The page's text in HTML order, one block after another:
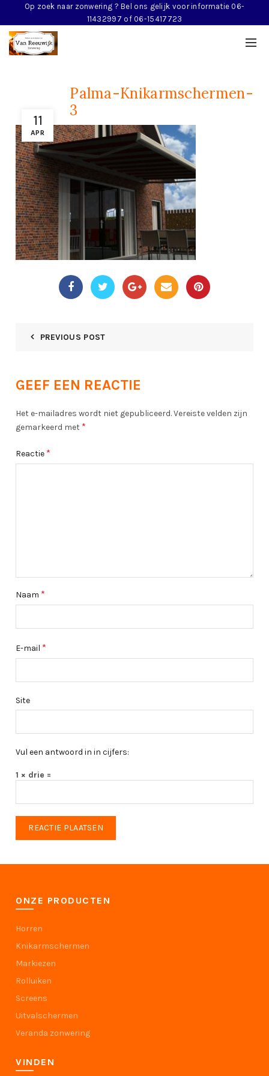
Op zoek naar zonwering ? Bel ons gelijk voor informatie 06-
11432997 of 06-15417723
11
APR
Palma-Knikarmschermen-
3
PREVIOUS POST
GEEF EEN REACTIE
Het e-mailadres wordt niet gepubliceerd.Vereiste velden zijn
gemarkeerd met *
Reactie *
Naam *
E-mail *
Site
Vul een antwoord in in cijfers:
1 × drie =
ONZE PRODUCTEN
Horren
Knikarmschermen
Markiezen
Rolluiken
Screens
Uitvalschermen
Veranda zonwering
VINDEN